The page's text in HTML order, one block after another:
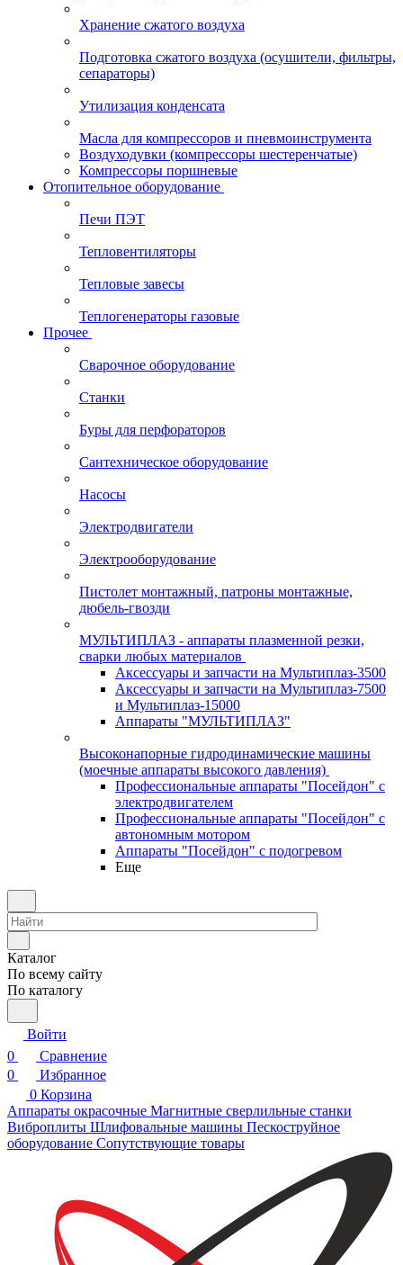
Хранение сжатого воздуха
Подготовка сжатого воздуха (осушители, фильтры,
сепараторы)
Утилизация конденсата
Масла для компрессоров и пневмоинструмента
Воздуходувки (компрессоры шестеренчатые)
Компрессоры поршневые
Отопительное оборудование
Печи ПЭТ
Тепловентиляторы
Тепловые завесы
Теплогенераторы газовые
Прочее
Сварочное оборудование
Станки
Буры для перфораторов
Сантехническое оборудование
Насосы
Электродвигатели
Электрооборудование
Пистолет монтажный, патроны монтажные,
дюбель-гвозди
МУЛЬТИПЛАЗ - аппараты плазменной резки,
сварки любых материалов
Аксессуары и запчасти на Мультиплаз-3500
Аксессуары и запчасти на Мультиплаз-7500
и Мультиплаз-15000
Аппараты "МУЛЬТИПЛАЗ"
Высоконапорные гидродинамические машины
(моечные аппараты высокого давления)
Профессиональные аппараты "Посейдон" с
электродвигателем
Профессиональные аппараты "Посейдон" с
автономным мотором
Аппараты "Посейдон" с подогревом
Еще
Каталог
По всему сайту
По каталогу
Войти
0
Сравнение
0
Избранное
0 Корзина
Аппараты окрасочные Магнитные сверлильные станки
Виброплиты Шлифовальные машины Пескоструйное
оборудование Сопутствующие товары